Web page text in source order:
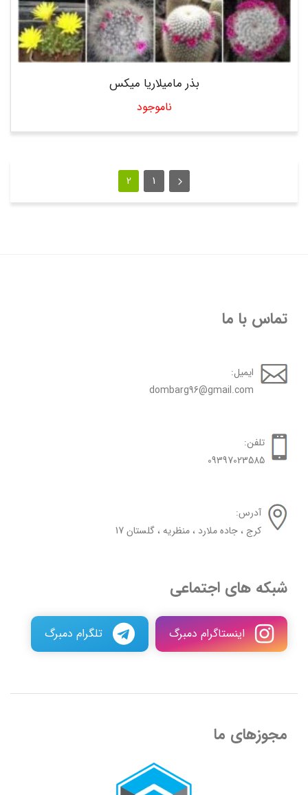
بذر مامیلاریا میکس
ناموجود
1
2
تماس با ما
ایمیل:
dombarg96@gmail.com
تلفن:
09397023585
آدرس:
کرج ، جاده ملارد ، منظریه ، گلستان 17
شبکه های اجتماعی
اینستاگرام دمبرگ تلگرام دمبرگ
مجوزهای ما